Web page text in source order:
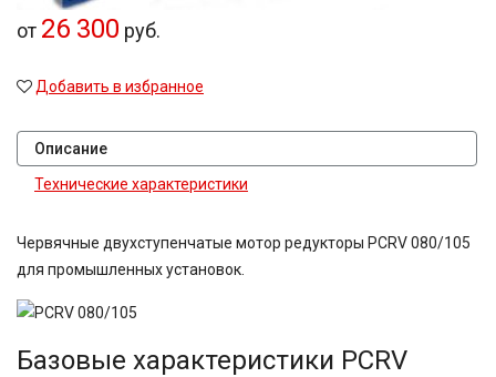
от 26 300 руб.
Добавить в избранное
Описание
Технические характеристики
Червячные двухступенчатые мотор редукторы PCRV 080/105
для промышленных установок.
Базовые характеристики PCRV